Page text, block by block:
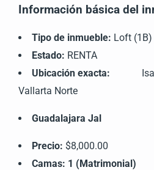
Información básica del
Tipo de inmueble: Loft (1B)
Estado: RENTA
Ubicación exacta: Isabel
Vallarta Norte
Guadalajara Jal
Precio: $8,000.00
Camas: 1 (Matrimonial)